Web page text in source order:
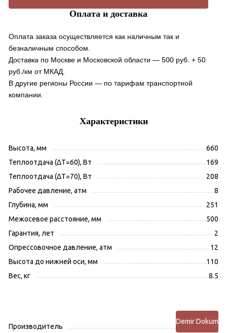
Оплата и доставка
Оплата заказа осуществляется как наличным так и
безналичным способом.
Доставка по Москве и Московской области — 500 руб. + 50
руб./км от МКАД.
В другие регионы России — по тарифам транспортной
компании.
Характеристики
Высота, мм
660
Теплоотдача (ΔT=60), Вт
169
Теплоотдача (ΔT=70), Вт
208
Рабочее давление, атм
8
Глубина, мм
251
Межосевое расстояние, мм
500
Гарантия, лет
2
Опрессовочное давление, атм
12
Высота до нижней оси, мм
110
Вес, кг
8.5
Производитель
Demir Dokum